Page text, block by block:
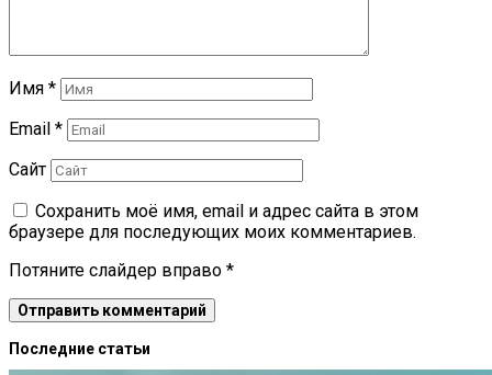
Имя *
Email *
Сайт
Сохранить моё имя, email и адрес сайта в этом
браузере для последующих моих комментариев.
Потяните слайдер вправо *
Последние статьи